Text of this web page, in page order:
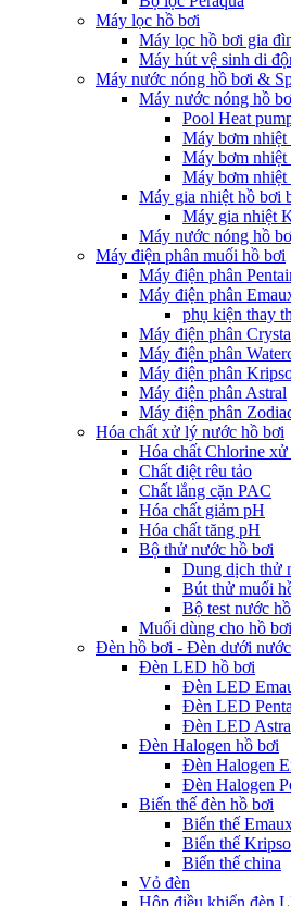
Máy lọc hồ bơi
Máy lọc hồ bơi gia
Máy hút vệ sinh di
Máy nước nóng hồ bơi &
Máy nước nóng hồ
Pool Heat
Máy bơm nhiệt
Máy bơm nhiệt
Máy bơm
Máy gia nhiệt hồ bơi
Máy gia nhiệt
Máy nước nóng hồ
Máy điện phân muối hồ bơi
Máy điện phân
Máy điện phân
phụ kiện thay
Máy điện phân
Máy điện phân
Máy điện phân
Máy điện phân Astral
Máy điện phân
Hóa chất xử lý nước hồ bơi
Hóa chất Chlorine
Chất diệt rêu tảo
Chất lắng cặn PAC
Hóa chất giảm pH
Hóa chất tăng pH
Bộ thử nước hồ bơi
Dung dịch thử
Bút thử muối
Bộ test nước
Muối dùng cho hồ bơi
Đèn hồ bơi - Đèn dưới nước
Đèn LED hồ bơi
Đèn LED
Đèn LED
Đèn LED
Đèn Halogen hồ bơi
Đèn Halogen
Đèn Halogen
Biến thế đèn hồ bơi
Biến thế
Biến thế
Biến thế china
Vỏ đèn
Hộp điều khiển đèn